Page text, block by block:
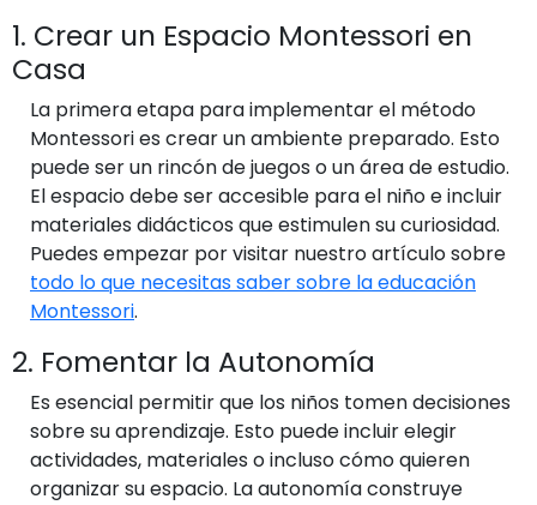
1. Crear un Espacio Montessori en
Casa
La primera etapa para implementar el método
Montessori es crear un ambiente preparado. Esto
puede ser un rincón de juegos o un área de estudio.
El espacio debe ser accesible para el niño e incluir
materiales didácticos que estimulen su curiosidad.
Puedes empezar por visitar nuestro artículo sobre
todo lo que necesitas saber sobre la educación
Montessori.
2. Fomentar la Autonomía
Es esencial permitir que los niños tomen decisiones
sobre su aprendizaje. Esto puede incluir elegir
actividades, materiales o incluso cómo quieren
organizar su espacio. La autonomía construye